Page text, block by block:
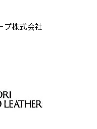
プ株式会社